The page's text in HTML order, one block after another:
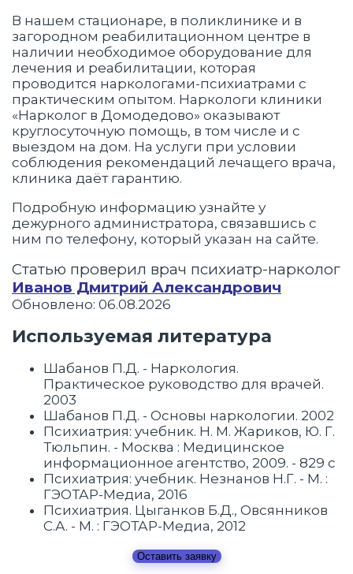
В нашем стационаре, в поликлинике и в
загородном реабилитационном центре в
наличии необходимое оборудование для
лечения и реабилитации, которая
проводится наркологами-психиатрами с
практическим опытом. Наркологи клиники
«Нарколог в Домодедово» оказывают
круглосуточную помощь, в том числе и с
выездом на дом. На услуги при условии
соблюдения рекомендаций лечащего врача,
клиника даёт гарантию.
Подробную информацию узнайте у
дежурного администратора, связавшись с
ним по телефону, который указан на сайте.
Статью проверил врач психиатр-нарколог
Иванов Дмитрий Александрович
Обновлено: 06.08.2026
Используемая литература
Шабанов П.Д. - Наркология.
Практическое руководство для врачей.
2003
Шабанов П.Д. - Основы наркологии. 2002
Психиатрия: учебник. Н. М. Жариков, Ю. Г.
Тюльпин. - Москва : Медицинское
информационное агентство, 2009. - 829 с
Психиатрия: учебник. Незнанов Н.Г. - М. :
ГЭОТАР-Медиа, 2016
Психиатрия. Цыганков Б.Д., Овсянников
С.А. - М. : ГЭОТАР-Медиа, 2012
Оставить заявку